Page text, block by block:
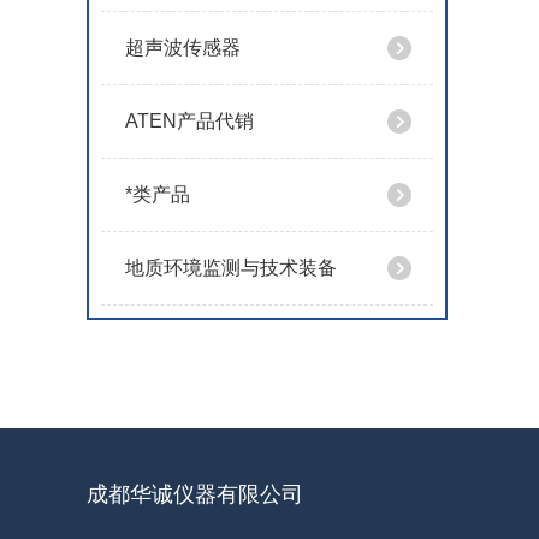
超声波传感器
ATEN产品代销
*类产品
地质环境监测与技术装备
成都华诚仪器有限公司